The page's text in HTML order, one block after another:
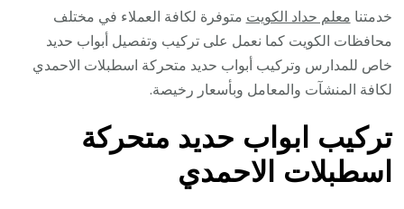
خدمتنا معلم حداد الكويت متوفرة لكافة العملاء في مختلف
محافظات الكويت كما نعمل على تركيب وتفصيل أبواب حديد
خاص للمدارس وتركيب أبواب حديد متحركة اسطبلات الاحمدي
لكافة المنشآت والمعامل وبأسعار رخيصة.
تركيب ابواب حديد متحركة
اسطبلات الاحمدي